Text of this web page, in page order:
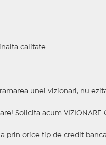
calitate.
unei vizionari, nu
Solicita acum
prin orice tip de credit